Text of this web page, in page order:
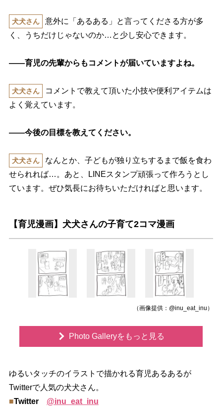
犬犬さん
意外に「あるある」と言ってくださる方が多
く、うちだけじゃないのか…と少し安心できます。
――育児の先輩からもコメントが届いていますよね。
犬犬さん
コメントで教えて頂いた小技や便利アイテムは
よく覚えています。
――今後の目標を教えてください。
犬犬さん
なんとか、子どもが独り立ちするまで飯を食わ
せられれば…。あと、LINEスタンプ頑張って作ろうとし
ています。ぜひ気長にお待ちいただければと思います。
【育児漫画】犬犬さんの子育て2コマ漫画
（画像提供：@inu_eat_inu）
Photo Galleryをもっと見る
ゆるいタッチのイラストで描かれる育児あるあるが
Twitterで人気の犬犬さん。
■Twitter @inu_eat_inu